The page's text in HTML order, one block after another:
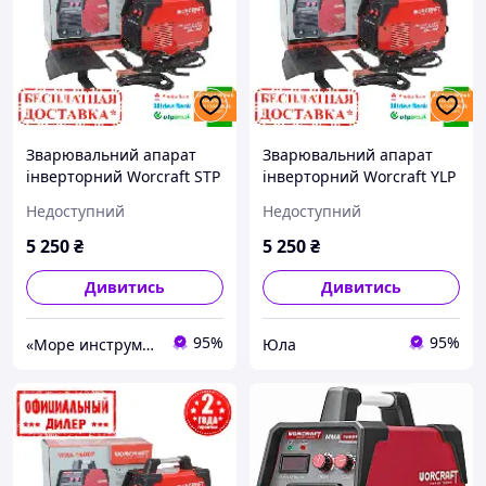
Зварювальний апарат
інверторний Worcraft STP
А)
Недоступний
5 250₴
Дивитись
«Море инструментов» 95%
Зварювальний апарат
інверторний Worcraft YLP
А)
Недоступний
5 250₴
Дивитись
Юла 95%